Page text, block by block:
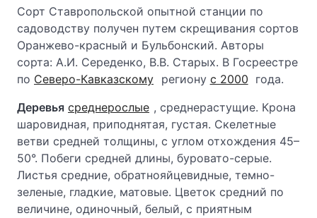
Сорт Ставропольской опытной станции по
садоводству получен путем скрещивания сортов
Оранжево-красный и Бульбонский. Авторы
сорта: А.И. Середенко, В.В. Старых. В Госреестре
по Северо-Кавказскому региону с 2000 года.
Деревья среднерослые , среднерастущие. Крона
шаровидная, приподнятая, густая. Скелетные
ветви средней толщины, с углом отхождения 45–
50°. Побеги средней длины, буровато-серые.
Листья средние, обратнояйцевидные, темно-
зеленые, гладкие, матовые. Цветок средний по
величине, одиночный, белый, с приятным